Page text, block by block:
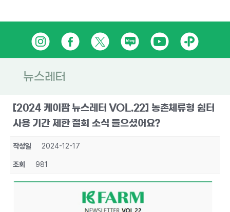
인
스
타
그
램
페
이
스
북
트
위
네
이
블
로
유
튜
카
카
톡
친
뉴스레터
[2024 케이팜 뉴스레터 VOL.22] 농촌체류형 쉼터
사용 기간 제한 철회 소식 들으셨어요?
작성일 2024-12-17
조회 981